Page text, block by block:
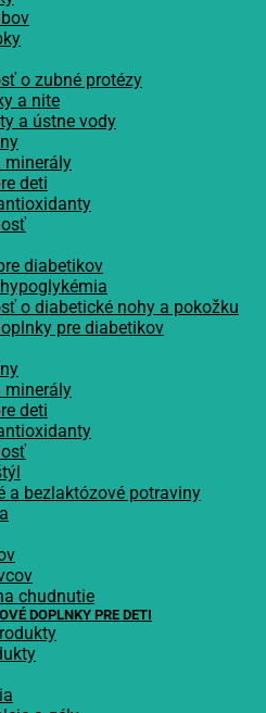
o zubné protézy
a nite
a ústne vody
minerály
deti
diabetikov
o diabetické nohy a pokožku
pre diabetikov
minerály
deti
a bezlaktózové potraviny
chudnutie
DOPLNKY PRE DETI